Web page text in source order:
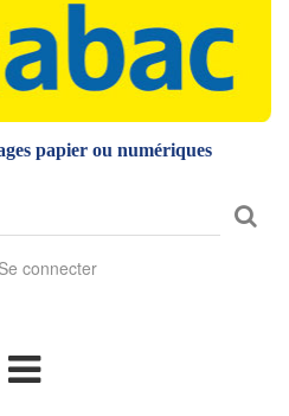
papier ou numériques
sur
site
Se connecter